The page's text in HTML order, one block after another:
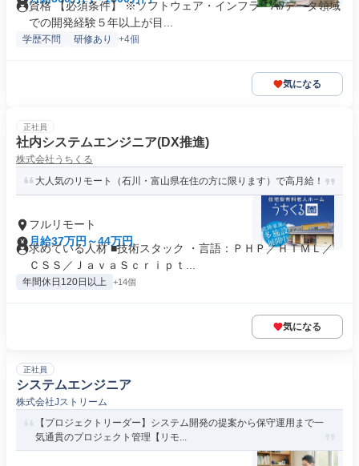
資格 【必須条件】 ※ソフトウェア・インフラ・AI/データ領域
での開発経験５年以上が目...
学歴不問 研修あり +4個
気になる
正社員
社内システムエンジニア(DX推進)
株式会社うちくる
大人気のリモート（石川・富山県在住の方に限ります）で高月給！
フルリモート
月給37万円～44万円
求めている人材 ■技術スタック ・言語：ＰＨＰ／ＨＴＭＬ／
ＣＳＳ／ＪａｖａＳｃｒｉｐｔ...
年間休日120日以上 +14個
気になる
正社員
システムエンジニア
株式会社Jストリーム
【プロジェクトリーダー】システム開発の提案から保守運用まで一
気通貫のプロジェクト管理【リモ...